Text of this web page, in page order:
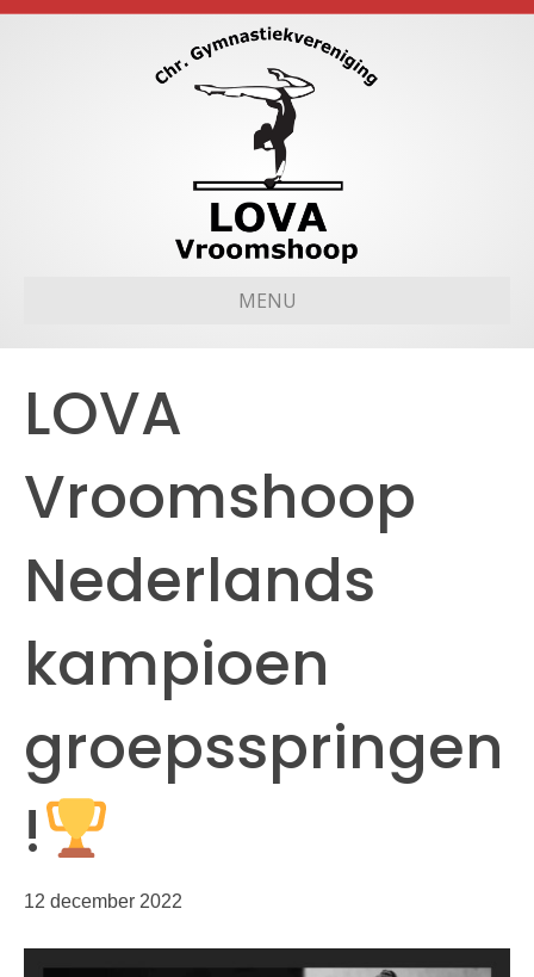
MENU
LOVA
Vroomshoop
Nederlands
kampioen
groepsspringen
!
12 december 2022